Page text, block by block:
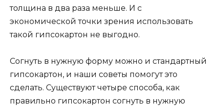
толщина в два раза меньше. И с
экономической точки зрения использовать
такой гипсокартон не выгодно.
Согнуть в нужную форму можно и стандартный
гипсокартон, и наши советы помогут это
сделать. Существуют четыре способа, как
правильно гипсокартон согнуть в нужную